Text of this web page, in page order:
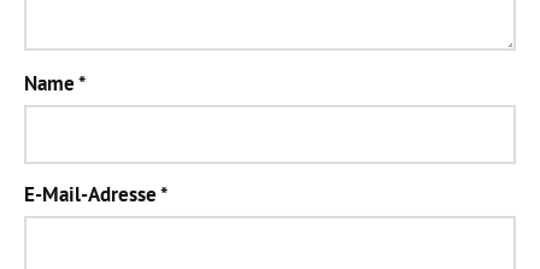
Name*
E-Mail-Adresse*